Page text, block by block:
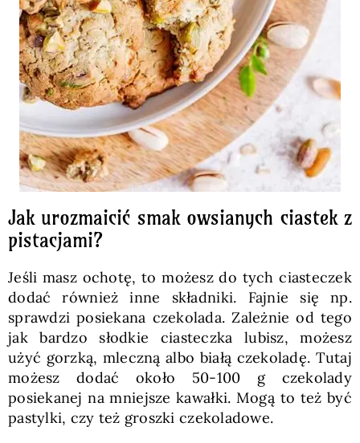
Jak urozmaicić smak owsianych ciastek z
pistacjami?
Jeśli masz ochotę, to możesz do tych ciasteczek
dodać również inne składniki. Fajnie się np.
sprawdzi posiekana czekolada. Zależnie od tego
jak bardzo słodkie ciasteczka lubisz, możesz
użyć gorzką, mleczną albo białą czekoladę. Tutaj
możesz dodać około 50-100 g czekolady
posiekanej na mniejsze kawałki. Mogą to też być
pastylki, czy też groszki czekoladowe.